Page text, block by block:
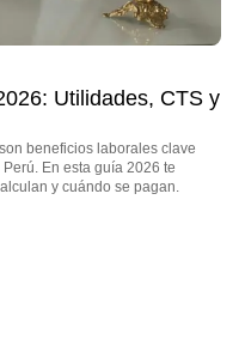
Utilidades, CTS y
beneficios laborales clave
En esta guía 2026 te
y cuándo se pagan.